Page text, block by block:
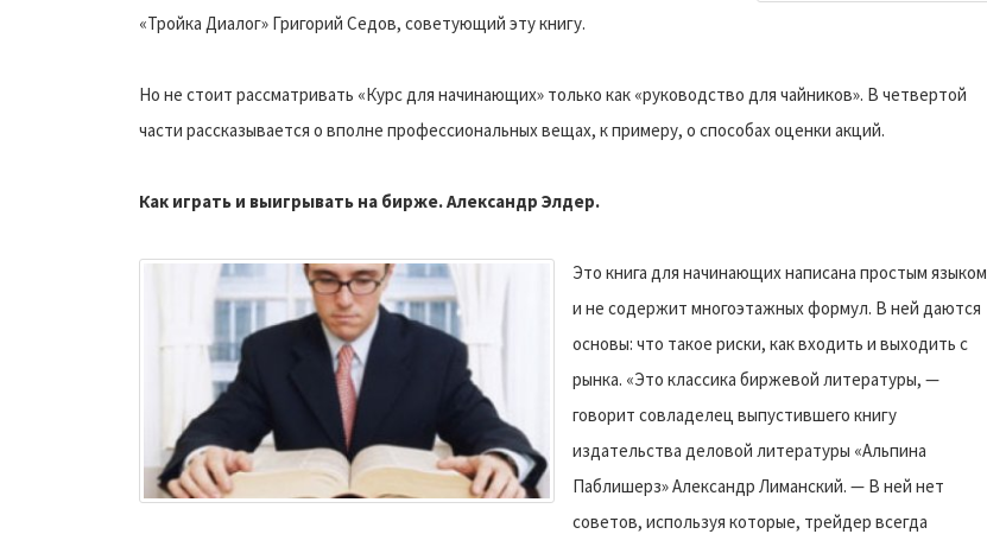
«Тройка Диалог» Григорий Седов, советующий эту книгу.
Но не стоит рассматривать «Курс для начинающих» только как «руководство для чайников». В четвертой
части рассказывается о вполне профессиональных вещах, к примеру, о способах оценки акций.
Как играть и выигрывать на бирже. Александр Элдер.
Это книга для начинающих написана простым языком
и не содержит многоэтажных формул. В ней даются
основы: что такое риски, как входить и выходить с
рынка. «Это классика биржевой литературы, —
говорит совладелец выпустившего книгу
издательства деловой литературы «Альпина
Паблишерз» Александр Лиманский. — В ней нет
советов, используя которые, трейдер всегда